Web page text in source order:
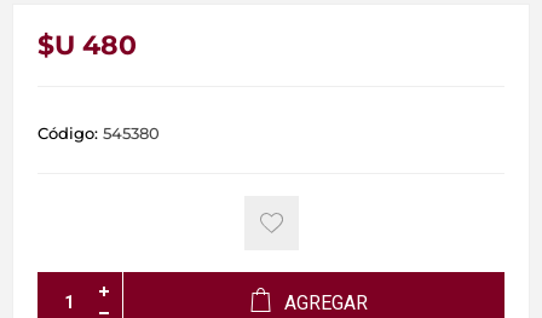
$U 480
Código: 545380
AGREGAR